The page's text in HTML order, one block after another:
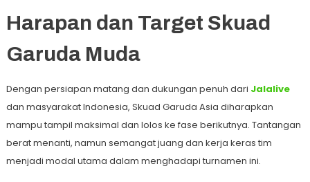
Harapan dan Target Skuad
Garuda Muda
Dengan persiapan matang dan dukungan penuh dari Jalalive
dan masyarakat Indonesia, Skuad Garuda Asia diharapkan
mampu tampil maksimal dan lolos ke fase berikutnya. Tantangan
berat menanti, namun semangat juang dan kerja keras tim
menjadi modal utama dalam menghadapi turnamen ini.